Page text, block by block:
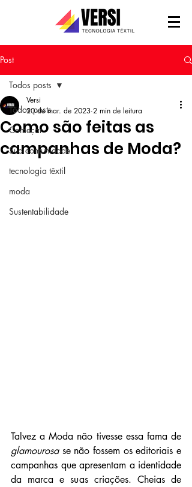
Post
Todos posts
Começar
Sua comunidade
tecnologia têxtil
moda
Sustentabilidade
Todos posts
Como são feitas as
campanhas de Moda?
Versi
20 de mar. de 2023 2 min de leitura
glamourosa se não fossem os editoriais e
campanhas que apresentam a identidade
da marca e suas criações. Cheias de